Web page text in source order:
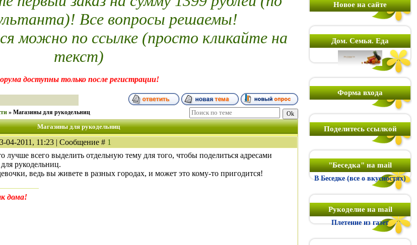
Все вопросы решаемы!
можно по ссылке (просто кликайте на
текст)
доступны только после регистрации!
» Магазины для рукодельниц
Магазины для рукодельниц
04-2011, 11:23 | Сообщение # 1
лучше всего выделить отдельную тему для того, чтобы поделиться адресами
рукодельниц.
ведь вы живете в разных городах, и может это кому-то пригодится!
дома!
Новое на сайте
Дом. Семья. Еда
Форма входа
Поделитесь ссылкой
"Беседка" на mail
В Беседке (все о вкусностях)
Рукоделие на mail
Плетение из газет